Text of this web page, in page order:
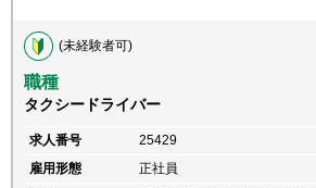
(未経験者可)
職種
タクシードライバー
求人番号
25429
雇用形態
正社員